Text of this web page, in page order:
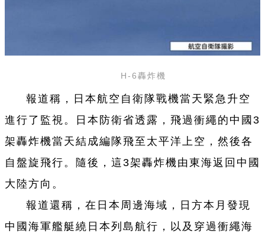
H-6轟炸機
報道稱，日本航空自衛隊戰機當天緊急升空
進行了監視。日本防衛省透露，飛過衝繩的中國3
架轟炸機當天結成編隊飛至太平洋上空，然後各
自盤旋飛行。隨後，這3架轟炸機由東海返回中國
大陸方向。
報道還稱，在日本周邊海域，日方本月發現
中國海軍艦艇繞日本列島航行，以及穿過衝繩海